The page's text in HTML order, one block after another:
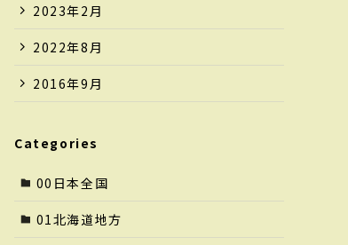
2023年2月
2022年8月
2016年9月
Categories
00日本全国
01北海道地方